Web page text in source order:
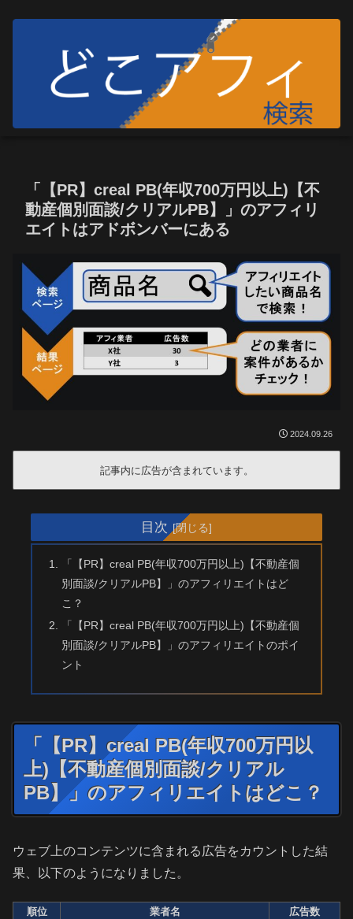
「【PR】creal PB(年収700万円以上)【不
動産個別面談/クリアルPB】」のアフィリ
エイトはアドボンバーにある
2024.09.26
記事内に広告が含まれています。
目次
「【PR】creal PB(年収700万円以上)【不動産個
別面談/クリアルPB】」のアフィリエイトはど
こ？
「【PR】creal PB(年収700万円以上)【不動産個
別面談/クリアルPB】」のアフィリエイトのポイ
ント
「【PR】creal PB(年収700万円以
上)【不動産個別面談/クリアル
PB】」のアフィリエイトはどこ？
ウェブ上のコンテンツに含まれる広告をカウントした結
果、以下のようになりました。
順位 業者名
広告数